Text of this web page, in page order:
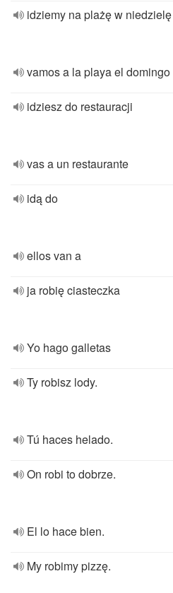
idziemy na plażę w niedzielę
vamos a la playa el domingo
idziesz do restauracji
vas a un restaurante
idą do
ellos van a
ja robię ciasteczka
Yo hago galletas
Ty robisz lody.
Tú haces helado.
On robi to dobrze.
El lo hace bien.
My robimy pizzę.